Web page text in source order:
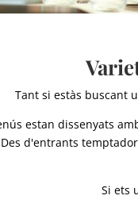
Tant si estàs buscant
estan dissenyats
d'entrants
Si ets